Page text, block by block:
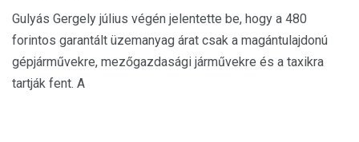
Gulyás Gergely július végén jelentette be, hogy a 480
forintos garantált üzemanyag árat csak a magántulajdonú
gépjárművekre, mezőgazdasági járművekre és a taxikra
tartják fent. A